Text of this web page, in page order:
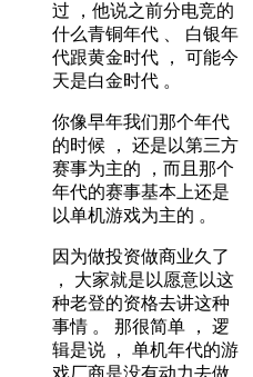
过 ，他说之前分电竞的
什么青铜年代 、 白银年
代跟黄金时代 ， 可能今
天是白金时代 。
你像早年我们那个年代
的时候 ， 还是以第三方
赛事为主的 ，而且那个
年代的赛事基本上还是
以单机游戏为主的 。
因为做投资做商业久了
， 大家就是以愿意以这
种老登的资格去讲这种
事情 。 那很简单 ， 逻
辑是说 ， 单机年代的游